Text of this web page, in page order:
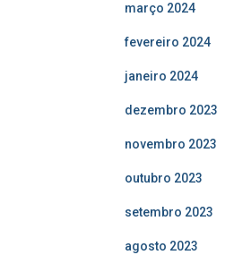
março 2024
fevereiro 2024
janeiro 2024
dezembro 2023
novembro 2023
outubro 2023
setembro 2023
agosto 2023